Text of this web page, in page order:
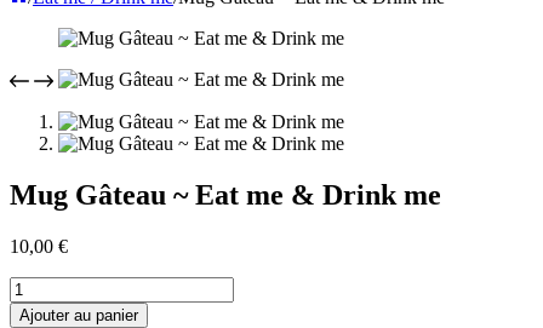
Mug Gâteau ~ Eat me & Drink me
10,00 €
quantité
deAjouter au panier